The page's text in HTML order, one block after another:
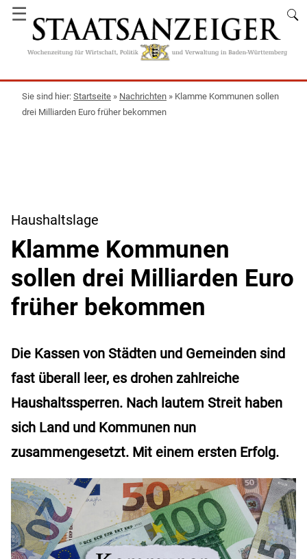
☰
Startseite » Nachrichten » Klamme Kommunen sollen
drei Milliarden Euro früher bekommen
Haushaltslage
Klamme Kommunen
sollen drei Milliarden Euro
früher bekommen
Die Kassen von Städten und Gemeinden sind
fast überall leer, es drohen zahlreiche
Haushaltssperren. Nach lautem Streit haben
sich Land und Kommunen nun
zusammengesetzt. Mit einem ersten Erfolg.